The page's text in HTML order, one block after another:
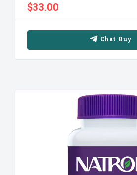
$33.00
Chat Buy